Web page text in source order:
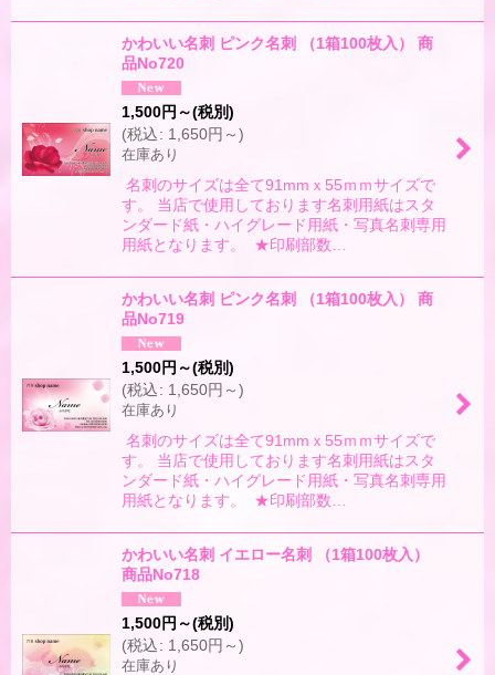
かわいい名刺 ピンク名刺 （1箱100枚入） 商
品No720
1,500円 ～(税別)
(税込: 1,650円 ～)
在庫あり
名刺のサイズは全て91mmｘ55ｍｍサイズで
す。 当店で使用しております名刺用紙はスタ
ンダード紙・ハイグレード用紙・写真名刺専用
用紙となります。 ★印刷部数…
かわいい名刺 ピンク名刺 （1箱100枚入） 商
品No719
1,500円 ～(税別)
(税込: 1,650円 ～)
在庫あり
名刺のサイズは全て91mmｘ55ｍｍサイズで
す。 当店で使用しております名刺用紙はスタ
ンダード紙・ハイグレード用紙・写真名刺専用
用紙となります。 ★印刷部数…
かわいい名刺 イエロー名刺 （1箱100枚入）
商品No718
1,500円 ～(税別)
(税込: 1,650円 ～)
在庫あり